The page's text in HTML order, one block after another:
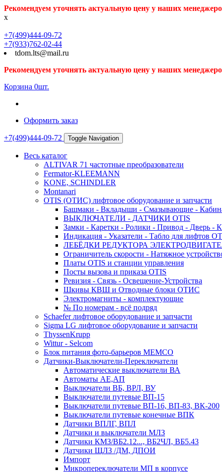
Рекомендуем уточнять актуальную цену у наших
x
+7(499)444-09-72
+7(933)762-02-44
tdom.lts@mail.ru
Рекомендуем уточнять актуальную цену у наших
Корзина 0шт.
Оформить заказ
+7(499)444-09-72 Toggle Navigation
Весь каталог
ALTIVAR 71 частотные преобразователи
Fermator-KLEEMANN
KONE, SCHINDLER
Montanari
OTIS (ОТИС) лифтовое оборудование и запчасти
Башмаки - Вкладыши - Смазывающие -
ВЫКЛЮЧАТЕЛИ - ДАТЧИКИ OTIS
Замки - Каретки - Ролики - Привод - Дверь -
Индикация - Указатели - Табло для лифтов
ЛЕБЁДКИ РЕДУКТОРА
Ограничитель скорости - Натяжное
Платы OTIS и станции управления
Посты вызова и приказа OTIS
Ревизия - Связь - Освещение-Устройства
Шкивы КВШ и Отводные блоки ОТИС
Электромагниты - комплектующие
№ По номерам - всё подряд
Schaefer лифтовое оборудование и запчасти
Sigma LG лифтовое оборудование и запчасти
ThyssenKrupp
Wittur - Selcom
Блок питания фото-барьеров MEMCO
Датчики-Выключатели-Переключатели
Автоматические выключатели ВА
Автоматы АЕ,АП
Выключатели ВБ, ВРЛ, ВУ
Выключатели путевые ВП-15
Выключатели путевые ВП-16, ВП-83, ВК-200
Выключатели путевые конечные ВПК
Датчики ВПЛГ, ВПЛ
Датчики и выключатели МЛЗ
Датчики КМЗ/ВБ2.12..., ВБ2ЧЛ, ВБ5.43
Датчики ЩЛЗ /ДМ, ДПОИ
Импорт
Микропереключатели МП в корпусе